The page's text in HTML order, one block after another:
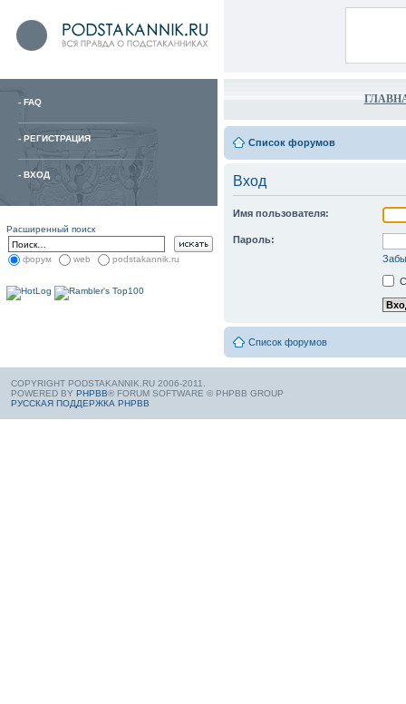
- FAQ
- РЕГИСТРАЦИЯ
- ВХОД
Расширенный поиск
форум web podstakannik.ru
Список форумов
Вход
Имя пользователя:
Пароль:
Список форумов
COPYRIGHT PODSTAKANNIK.RU 2006-2011.
POWERED BY PHPBB® FORUM SOFTWARE © PHPBB GROUP
РУССКАЯ ПОДДЕРЖКА PHPBB